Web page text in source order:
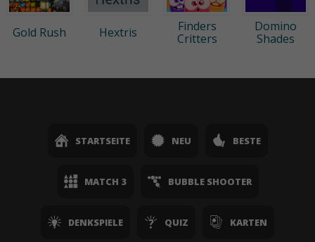
Gold Rush Hextris
Finders
Critters
Domino
Shades
STARTSEITE NEU BESTE
MATCH 3 BUBBLE SHOOTER
DENKSPIELE QUIZ KARTEN